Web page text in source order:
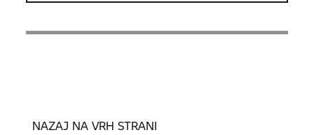
NAZAJ NA VRH STRANI